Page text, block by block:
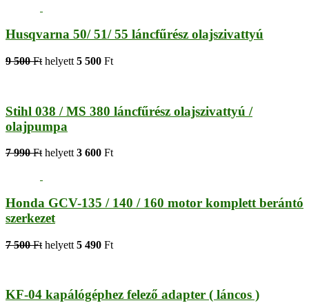
Husqvarna 50/ 51/ 55 láncfűrész olajszivattyú
9 500 Ft helyett 5 500 Ft
Stihl 038 / MS 380 láncfűrész olajszivattyú /
olajpumpa
7 990 Ft helyett 3 600 Ft
Honda GCV-135 / 140 / 160 motor komplett berántó
szerkezet
7 500 Ft helyett 5 490 Ft
KF-04 kapálógéphez felező adapter ( láncos )